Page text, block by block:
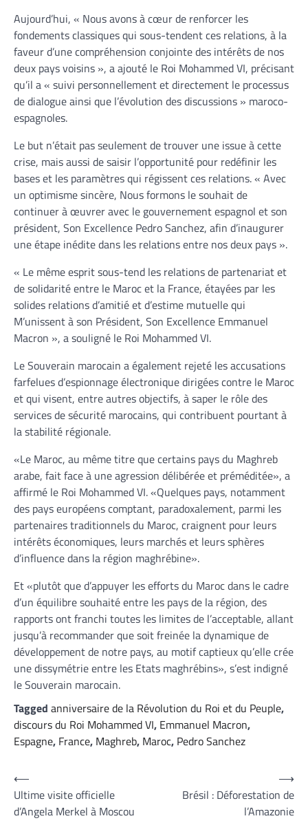
Aujourd’hui, « Nous avons à cœur de renforcer les
fondements classiques qui sous-tendent ces relations, à la
faveur d’une compréhension conjointe des intérêts de nos
deux pays voisins », a ajouté le Roi Mohammed VI, précisant
qu’il a « suivi personnellement et directement le processus
de dialogue ainsi que l’évolution des discussions » maroco-
espagnoles.
Le but n’était pas seulement de trouver une issue à cette
crise, mais aussi de saisir l’opportunité pour redéfinir les
bases et les paramètres qui régissent ces relations. « Avec
un optimisme sincère, Nous formons le souhait de
continuer à œuvrer avec le gouvernement espagnol et son
président, Son Excellence Pedro Sanchez, afin d’inaugurer
une étape inédite dans les relations entre nos deux pays ».
« Le même esprit sous-tend les relations de partenariat et
de solidarité entre le Maroc et la France, étayées par les
solides relations d’amitié et d’estime mutuelle qui
M’unissent à son Président, Son Excellence Emmanuel
Macron », a souligné le Roi Mohammed VI.
Le Souverain marocain a également rejeté les accusations
farfelues d’espionnage électronique dirigées contre le Maroc
et qui visent, entre autres objectifs, à saper le rôle des
services de sécurité marocains, qui contribuent pourtant à
la stabilité régionale.
«Le Maroc, au même titre que certains pays du Maghreb
arabe, fait face à une agression délibérée et préméditée», a
affirmé le Roi Mohammed VI. «Quelques pays, notamment
des pays européens comptant, paradoxalement, parmi les
partenaires traditionnels du Maroc, craignent pour leurs
intérêts économiques, leurs marchés et leurs sphères
d’influence dans la région maghrébine».
Et «plutôt que d’appuyer les efforts du Maroc dans le cadre
d’un équilibre souhaité entre les pays de la région, des
rapports ont franchi toutes les limites de l’acceptable, allant
jusqu’à recommander que soit freinée la dynamique de
développement de notre pays, au motif captieux qu’elle crée
une dissymétrie entre les Etats maghrébins», s’est indigné
le Souverain marocain.
Tagged anniversaire de la Révolution du Roi et du Peuple,
discours du Roi Mohammed VI, Emmanuel Macron,
Espagne, France, Maghreb, Maroc, Pedro Sanchez
Navigation
de
l’article
⟵
Ultime visite officielle
d’Angela Merkel à Moscou
Brésil : Déforestation de
l’Amazonie
⟶